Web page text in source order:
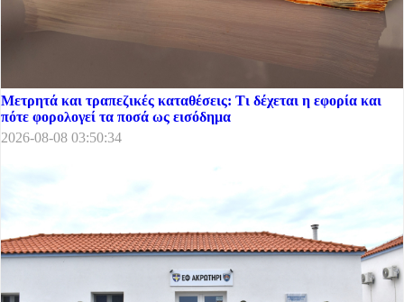
Μετρητά και τραπεζικές καταθέσεις: Τι δέχεται η εφορία και
πότε φορολογεί τα ποσά ως εισόδημα
2026-08-08 03:50:34